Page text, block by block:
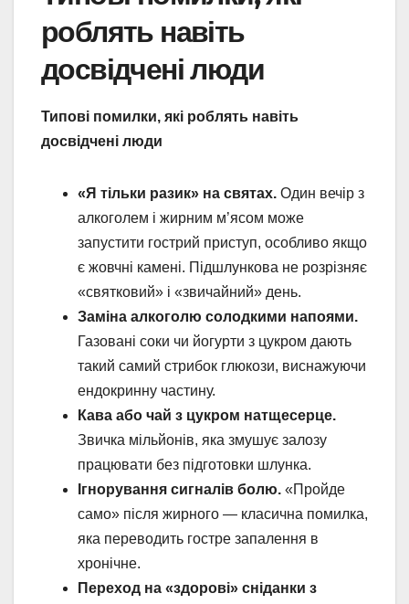
роблять навіть
досвідчені люди
Типові помилки, які роблять навіть
досвідчені люди
«Я тільки разик» на святах. Один вечір з
алкоголем і жирним м’ясом може
запустити гострий приступ, особливо якщо
є жовчні камені. Підшлункова не розрізняє
«святковий» і «звичайний» день.
Заміна алкоголю солодкими напоями.
Газовані соки чи йогурти з цукром дають
такий самий стрибок глюкози, виснажуючи
ендокринну частину.
Кава або чай з цукром натщесерце.
Звичка мільйонів, яка змушує залозу
працювати без підготовки шлунка.
Ігнорування сигналів болю. «Пройде
само» після жирного — класична помилка,
яка переводить гостре запалення в
хронічне.
Переход на «здорові» сніданки з